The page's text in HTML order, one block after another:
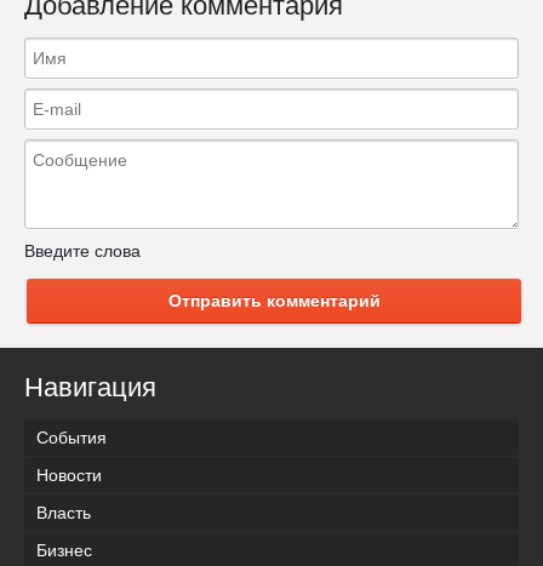
Введите слова
Отправить комментарий
Навигация
События
Новости
Власть
Бизнес